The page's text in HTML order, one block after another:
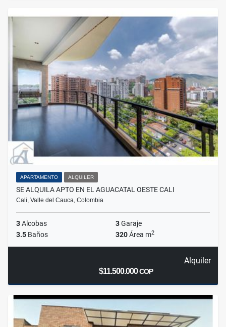
APARTAMENTO ALQUILER
SE ALQUILA APTO EN EL AGUACATAL OESTE CALI
Cali, Valle del Cauca, Colombia
3Alcobas 3Garaje
3.5 Baños 320Área m2
Alquiler
$11.500.000COP